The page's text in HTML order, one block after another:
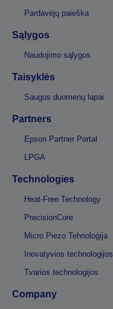
Pardavėjų paieška
Sąlygos
Naudojimo sąlygos
Taisyklės
Saugos duomenų lapai
Partners
Epson Partner Portal
LPGA
Technologies
Heat-Free Technology
PrecisionCore
Micro Piezo Tehnoloģija
Inovatyvios technologijos
Tvarios technologijos
Company